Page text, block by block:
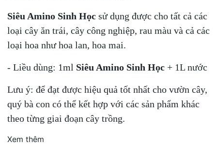
Siêu Amino Sinh Học sử dụng được cho tất cả các
loại cây ăn trái, cây công nghiệp, rau màu và cả các
loại hoa như hoa lan, hoa mai.
- Liều dùng: 1ml Siêu Amino Sinh Học + 1L nước
Lưu ý: để đạt được hiệu quả tốt nhất cho vườn cây,
quý bà con có thể kết hợp với các sản phẩm khác
theo từng giai đoạn cây trồng.
Xem thêm